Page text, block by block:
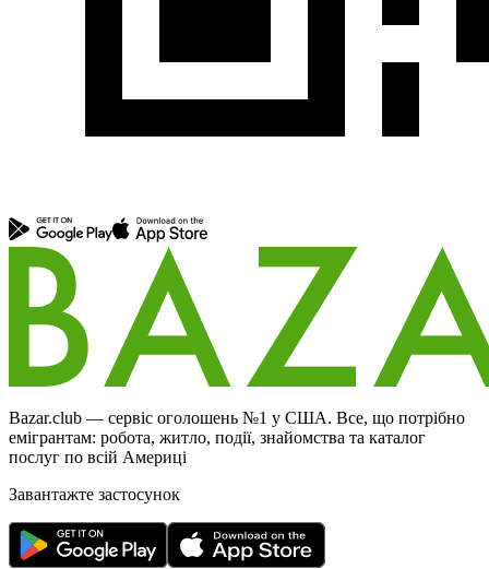
Bazar.club — сервіс оголошень №1 у США. Все, що потрібно
емігрантам: робота, житло, події, знайомства та каталог
послуг по всій Америці
Завантажте застосунок